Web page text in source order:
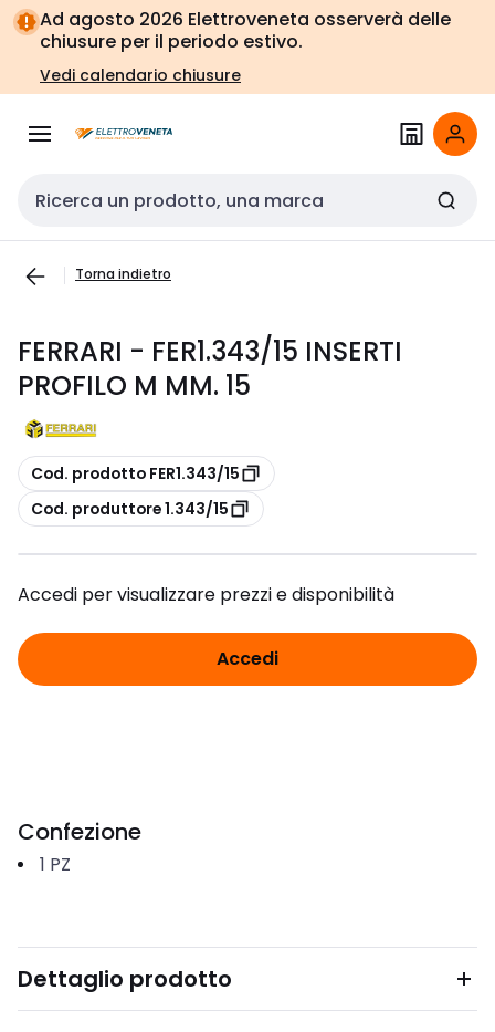
Vai alla
navigazione
Vai
alla
pagina
Ad agosto 2026 Elettroveneta osserverà delle
chiusure per il periodo estivo.
Vedi calendario chiusure
Cerca input
Torna indietro
FERRARI - FER1.343/15 INSERTI
PROFILO M MM. 15
copia
Cod. prodotto FER1.343/15
copia
Cod. produttore 1.343/15
Accedi per visualizzare prezzi e disponibilità
Accedi
Confezione
1 PZ
Dettaglio prodotto